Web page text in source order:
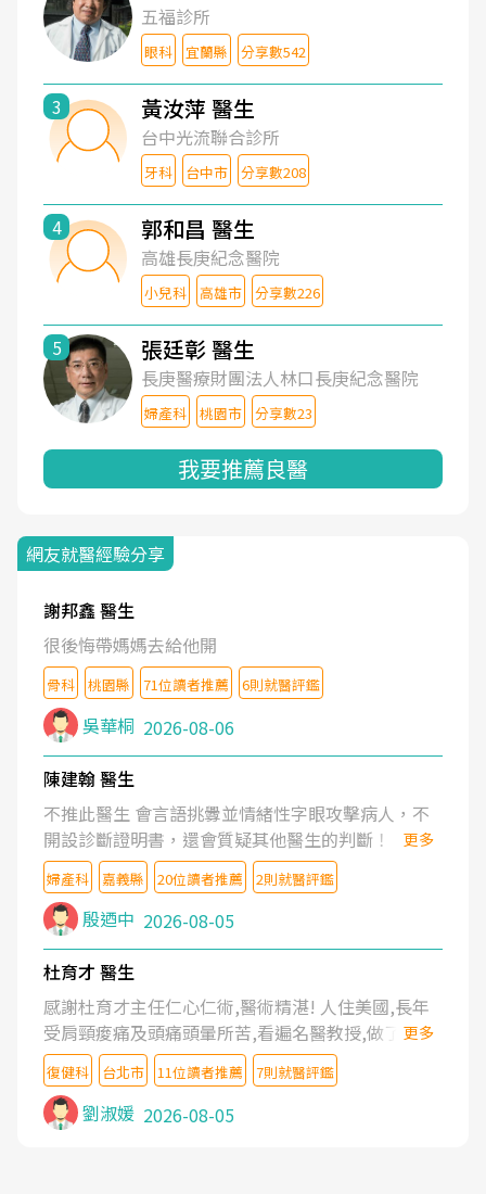
五福診所
眼科 宜蘭縣 分享數542
3 黃汝萍 醫生
台中光流聯合診所
牙科 台中市 分享數208
4 郭和昌 醫生
高雄長庚紀念醫院
小兒科 高雄市 分享數226
5 張廷彰 醫生
長庚醫療財團法人林口長庚紀念醫院
婦產科 桃園市 分享數23
我要推薦良醫
網友就醫經驗分享
謝邦鑫 醫生
很後悔帶媽媽去給他開
骨科 桃園縣 71位讀者推薦 6則就醫評鑑
吳華桐 2026-08-06
陳建翰 醫生
不推此醫生 會言語挑釁並情緒性字眼攻擊病人，不
開設診斷證明書，還會質疑其他醫生的判斷！
更多
婦產科 嘉義縣 20位讀者推薦 2則就醫評鑑
殷迺中 2026-08-05
杜育才 醫生
感謝杜育才主任仁心仁術,醫術精湛! 人住美國,長年
受肩頸痠痛及頭痛頭暈所苦,看遍名醫教授,做了各種
檢查,也嘗試過西醫打針,中醫針灸及物理徒手治療都
沒有用,後來連吃到嗎啡類止痛藥都效果有限,只是壓
症狀,沒多久就痛起來,多年失眠嚴重影響生活品質.
台灣親友介紹忠孝醫院杜育才主任是頸頭症候群專
更多
復健科 台北市 11位讀者推薦 7則就醫評鑑
劉淑媛 2026-08-05